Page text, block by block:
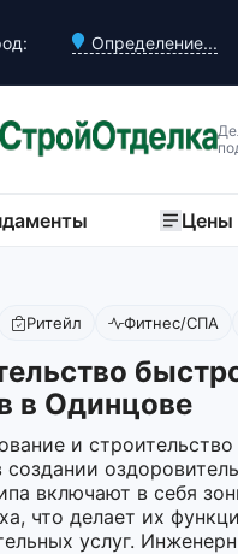
Определение...
Цены
Ритейл Фитнес/СПА
в Одинцове
и
создании
включают в себя
что делает их
услуг.